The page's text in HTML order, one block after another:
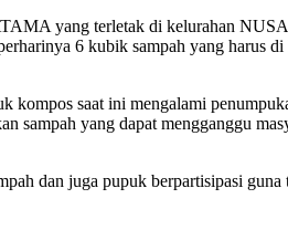
yang terletak di kelurahan
6 kubik sampah yang harus
saat ini mengalami
sampah yang dapat mengganggu
dan juga pupuk berpartisipasi